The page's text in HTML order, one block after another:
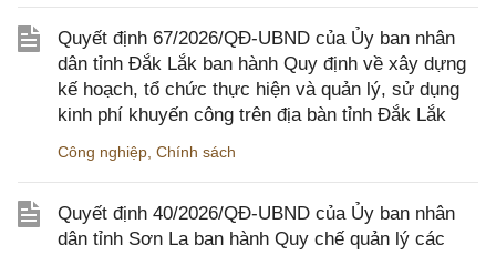
Quyết định 67/2026/QĐ-UBND của Ủy ban nhân
dân tỉnh Đắk Lắk ban hành Quy định về xây dựng
kế hoạch, tổ chức thực hiện và quản lý, sử dụng
kinh phí khuyến công trên địa bàn tỉnh Đắk Lắk
Công nghiệp Chính sách
Quyết định 40/2026/QĐ-UBND của Ủy ban nhân
dân tỉnh Sơn La ban hành Quy chế quản lý các